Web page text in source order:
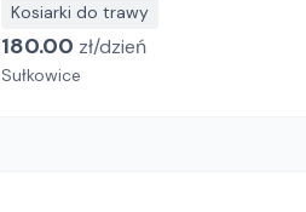
Kosiarki do trawy
180.00 zł/dzień
Sułkowice